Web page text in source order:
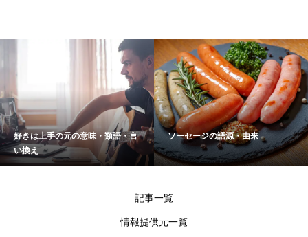
好きは上手の元の意味・類語・言
い換え
ソーセージの語源・由来
記事一覧
情報提供元一覧